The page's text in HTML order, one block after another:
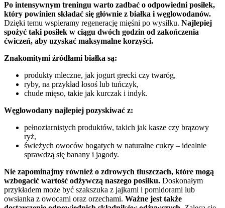
Po intensywnym treningu warto zadbać o odpowiedni posiłek,
który powinien składać się głównie z białka i węglowodanów.
Dzięki temu wspieramy regenerację mięśni po wysiłku. Najlepiej
spożyć taki posiłek w ciągu dwóch godzin od zakończenia
ćwiczeń, aby uzyskać maksymalne korzyści.
Znakomitymi źródłami białka są:
produkty mleczne, jak jogurt grecki czy twaróg,
ryby, na przykład łosoś lub tuńczyk,
chude mięso, takie jak kurczak i indyk.
Węglowodany najlepiej pozyskiwać z:
pełnoziarnistych produktów, takich jak kasze czy brązowy
ryż,
świeżych owoców bogatych w naturalne cukry – idealnie
sprawdzą się banany i jagody.
Nie zapominajmy również o zdrowych tłuszczach, które mogą
wzbogacić wartość odżywczą naszego posiłku. Doskonałym
przykładem może być szakszuka z jajkami i pomidorami lub
owsianka z owocami oraz orzechami. Ważne jest także